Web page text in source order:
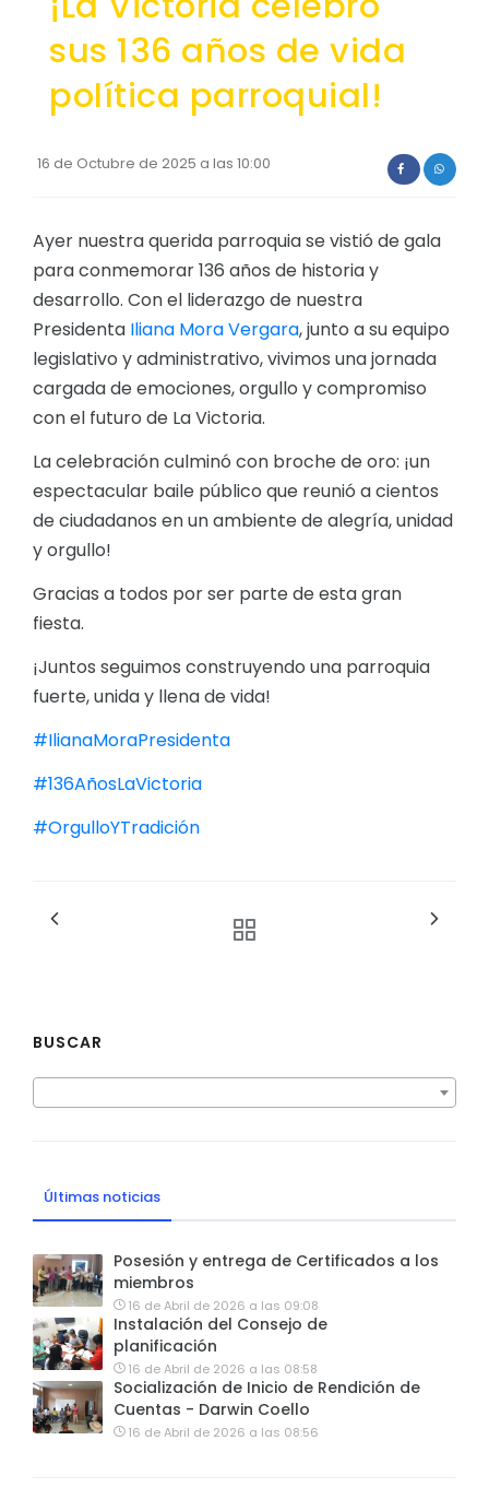
Mapa
Población
Cabecera Parroquial
GESTIÓN ADMINISTRATIVA
Plan de desarrollo y Ordenamiento Territorial -
Convenios Institucionales
PRESUPUESTO: EJECUCIÓN Y REPORTES
Cédulas presupuestarias y balances
Procesos de contratación
Ejecución Presupuestaria
sus 136 años de vida
política parroquial!
16 de Octubre de 2025 a las 10:00
Ayer nuestra querida parroquia se vistió de gala
para conmemorar 136 años de historia y
desarrollo. Con el liderazgo de nuestra
Presidenta Iliana Mora Vergara, junto a su equipo
legislativo y administrativo, vivimos una jornada
cargada de emociones, orgullo y compromiso
con el futuro de La Victoria.
La celebración culminó con broche de oro: ¡un
espectacular baile público que reunió a cientos
de ciudadanos en un ambiente de alegría, unidad
y orgullo!
Gracias a todos por ser parte de esta gran
fiesta.
¡Juntos seguimos construyendo una parroquia
fuerte, unida y llena de vida!
#IlianaMoraPresidenta
#136AñosLaVictoria
#OrgulloYTradición
BUSCAR
Últimas noticias
Posesión y entrega de Certificados a los
miembros
16 de Abril de 2026 a las 09:08
Instalación del Consejo de
planificación
16 de Abril de 2026 a las 08:58
Socialización de Inicio de Rendición de
Cuentas - Darwin Coello
16 de Abril de 2026 a las 08:56